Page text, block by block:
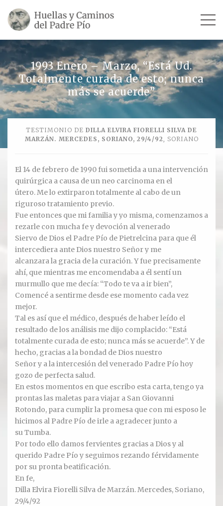
SU VIDA
TESTIMONIOS
Ver todos
Revista «La Voz del Padre Pío»
Contar mi testimonio
LUGARES
Ver todos
Compartir un lugar
EL MILAGRO
El Milagro
Relación con Flia. Damiani
Galería y testimonios
Reliquias
ORACIONES
Oraciones
Oración para hoy
Novena
RELIQUIAS
1993 Enero – Marzo, “Está Ud.
Totalmente curada de esto; nunca
más se acuerde”
TESTIMONIO DE DILLA ELVIRA FIORELLI SILVA DE
MARZÁN. MERCEDES, SORIANO, 29/4/92, SORIANO
El 14 de febrero de 1990 fui sometida a una intervención
quirúrgica a causa de un neo carcinoma en el
útero. Me lo extirparon totalmente al cabo de un
riguroso tratamiento previo.
Fue entonces que mi familia y yo misma, comenzamos a
rezarle con mucha fe y devoción al venerado
Siervo de Dios el Padre Pío de Pietrelcina para que él
intercediera ante Dios nuestro Señor y me
alcanzara la gracia de la curación. Y fue precisamente
ahí, que mientras me encomendaba a él sentí un
murmullo que me decía: “Todo te va a ir bien”,
Comencé a sentirme desde ese momento cada vez
mejor.
Tal es así que el médico, después de haber leído el
resultado de los análisis me dijo complacido: “Está
totalmente curada de esto; nunca más se acuerde”. Y de
hecho, gracias a la bondad de Dios nuestro
Señor y a la intercesión del venerado Padre Pío hoy
gozo de perfecta salud.
En estos momentos en que escribo esta carta, tengo ya
prontas las maletas para viajar a San Giovanni
Rotondo, para cumplir la promesa que con mi esposo le
hicimos al Padre Pío de irle a agradecer junto a
su Tumba.
Por todo ello damos fervientes gracias a Dios y al
querido Padre Pío y seguimos rezando férvidamente
por su pronta beatificación.
En fe,
Dilla Elvira Fiorelli Silva de Marzán. Mercedes, Soriano,
29/4/92